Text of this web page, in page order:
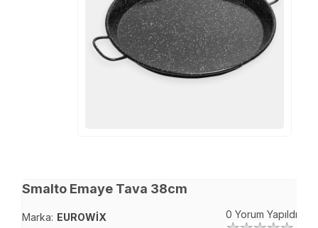
Smalto Emaye Tava 38cm
Marka: EUROWİX 0 Yorum Yapıldı